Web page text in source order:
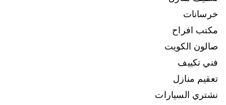
خرسانات
مكتب افراح
صالون الكويت
فني تكييف
تعقيم منازل
نشتري السيارات